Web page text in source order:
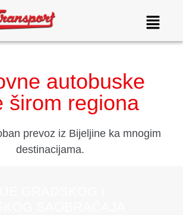
autobuske
širom regiona
prevoz iz Bijeljine ka mnogim
destinacijama.